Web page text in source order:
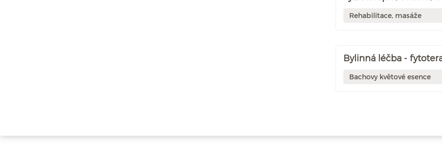
Rehabilitace, masáže
Bylinná léčba -
Bachovy květové esence